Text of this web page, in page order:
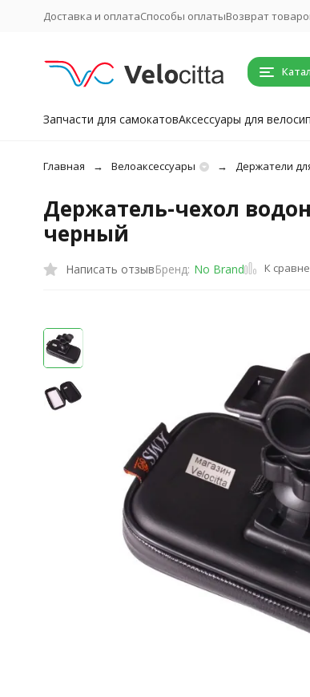
Доставка и оплатаСпособы оплатыВозврат
Запчасти для самокатовАксессуары для
Главная Велоаксессуары Держатели
Держатель-чехол
черный
Написать отзывБренд: No Brand К